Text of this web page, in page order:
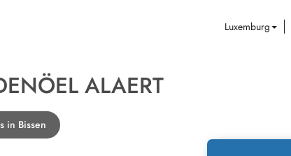
Luxemburg
ALAERT
in Bissen